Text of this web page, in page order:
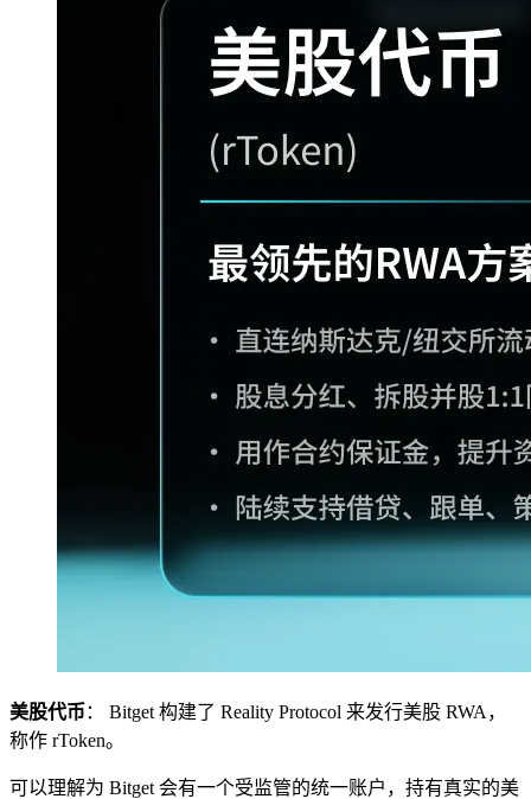
美股代币 ： Bitget 构建了 Reality Protocol 来发行美股 RWA，
称作 rToken。
可以理解为 Bitget 会有一个受监管的统一账户，持有真实的美